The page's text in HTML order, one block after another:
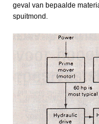
geval van bepaalde
spuitmond.